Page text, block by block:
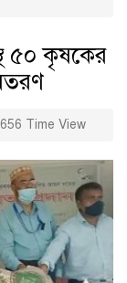
৫০ কৃষকের
656 Time View